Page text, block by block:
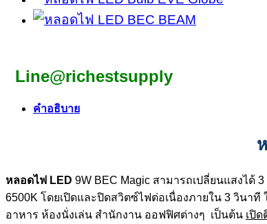
Line@richestsupply
คำอธิบาย
หลอดไฟ LED 9W BEC Magic สามารถเปลี่ยนแสงได้
6500K โดยเปิดและปิดสวิตซ์ไฟต่อเนื่องภายใน 3 วินา
อาหาร ห้องนั่งเล่น สำนักงาน ออฟฟิศต่างๆ เป็นต้น เปิ